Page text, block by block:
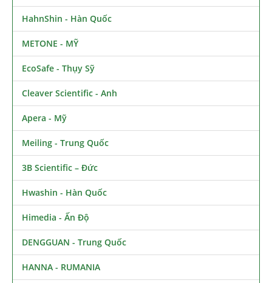
HahnShin - Hàn Quốc
METONE - MỸ
EcoSafe - Thụy Sỹ
Cleaver Scientific - Anh
Apera - Mỹ
Meiling - Trung Quốc
3B Scientific – Đức
Hwashin - Hàn Quốc
Himedia - Ấn Độ
DENGGUAN - Trung Quốc
HANNA - RUMANIA